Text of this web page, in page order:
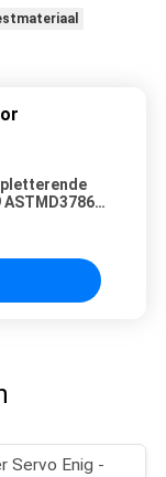
Servo Enig -